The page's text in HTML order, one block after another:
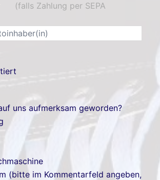
(falls Zahlung per SEPA
uns aufmerksam geworden?
(bitte im Kommentarfeld angeben,